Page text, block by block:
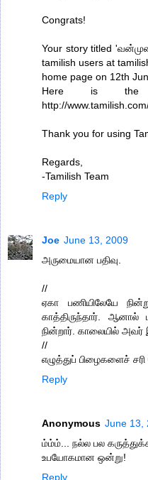
Congrats!
Your story titled
tamilish users at
home page on 12th
Here is
http://
Thank you for using
Regards,
-Tamilish Team
Reply
Joe June 13, 2009
அருமையான பதிவு.
//
ஏகா பணியிலேயே
காத்திருந்தார். ஆனால்
நின்றார். காலையில் அவர்
//
எழுத்துப் பிழைகளைச்
Reply
Anonymous June 13,
ம்ம்ம்... நல்ல பல
உபயோகமான ஒன்று!
Reply